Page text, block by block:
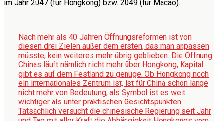
im Jahr 2047 (für Hongkong) bzw. 2049 (für Macao).
Nach mehr als 40 Jahren Öffnungsreformen ist von
diesen drei Zielen außer dem ersten, das man anpassen
müsste, kein weiteres mehr übrig geblieben. Die Öffnung
Chinas läuft nämlich nicht mehr über Hongkong, Kapital
gibt es auf dem Festland zu genüge. Ob Hongkong noch
ein internationales Zentrum ist, ist für China schon lange
nicht mehr von Bedeutung, als Symbol ist es weit
wichtiger als unter praktischen Gesichtspunkten.
Tatsächlich versucht die chinesische Regierung seit Jahr